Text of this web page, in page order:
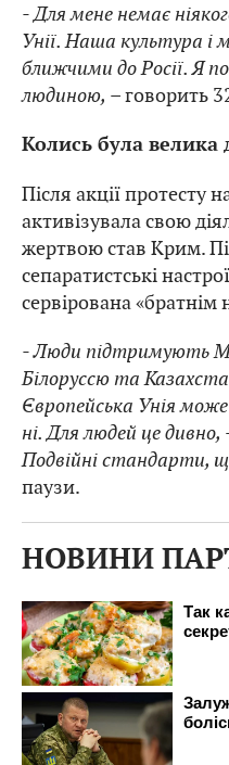
- Для мене немає
Унії. Наша культура
ближчими до Росії. Я
людиною, – говорить
Колись була велика
Після акції протесту
активізувала свою
жертвою став Крим.
сепаратистські
сервірована
- Люди підтримують
Білоруссю та
Європейська Унія
ні. Для людей це дивно,
Подвійні стандарти,
паузи.
НОВИНИ